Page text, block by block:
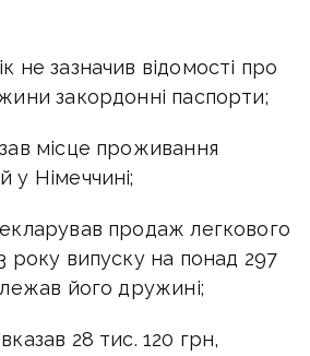
не зазначив відомості про
закордонні паспорти;
місце проживання
у Німеччині;
продаж легкового
року випуску на понад 297
його дружині;
28 тис. 120 грн,